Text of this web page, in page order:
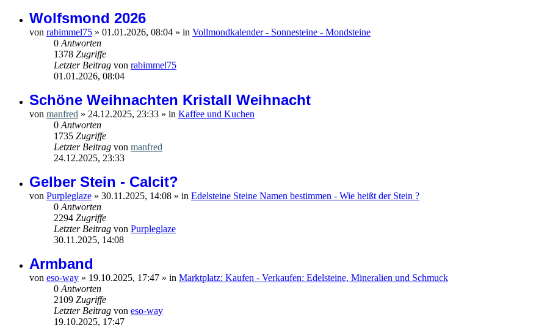
Wolfsmond 2026
von rabimmel75 » 01.01.2026, 08:04 » in Vollmondkalender - Sonnesteine - Mondsteine
0 Antworten
1378 Zugriffe
Letzter Beitrag von rabimmel75
01.01.2026, 08:04
Schöne Weihnachten Kristall Weihnacht
von manfred » 24.12.2025, 23:33 » in Kaffee und Kuchen
0 Antworten
1735 Zugriffe
Letzter Beitrag von manfred
24.12.2025, 23:33
Gelber Stein - Calcit?
von Purpleglaze » 30.11.2025, 14:08 » in Edelsteine Steine Namen bestimmen - Wie heißt der Stein ?
0 Antworten
2294 Zugriffe
Letzter Beitrag von Purpleglaze
30.11.2025, 14:08
Armband
von eso-way » 19.10.2025, 17:47 » in Marktplatz: Kaufen - Verkaufen: Edelsteine, Mineralien und Schmuck
0 Antworten
2109 Zugriffe
Letzter Beitrag von eso-way
19.10.2025, 17:47